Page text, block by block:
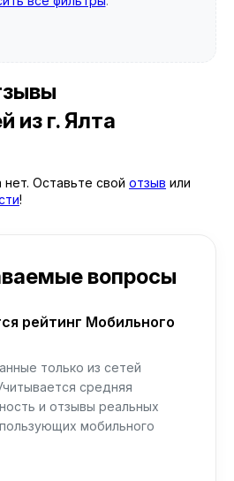
из г. Ялта
нет. Оставьте свой отзыв или
!
вопросы
рейтинг Мобильного
только из сетей
средняя
и отзывы реальных
мобильного